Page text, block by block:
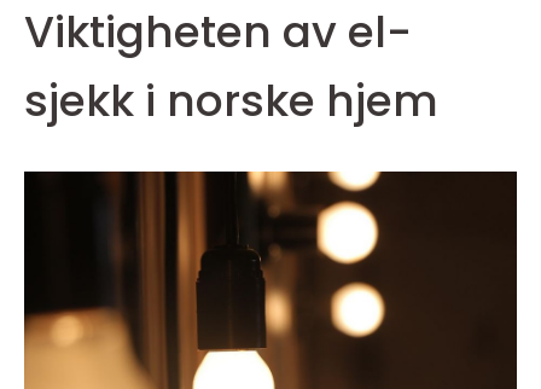
Viktigheten av el-
sjekk i norske hjem